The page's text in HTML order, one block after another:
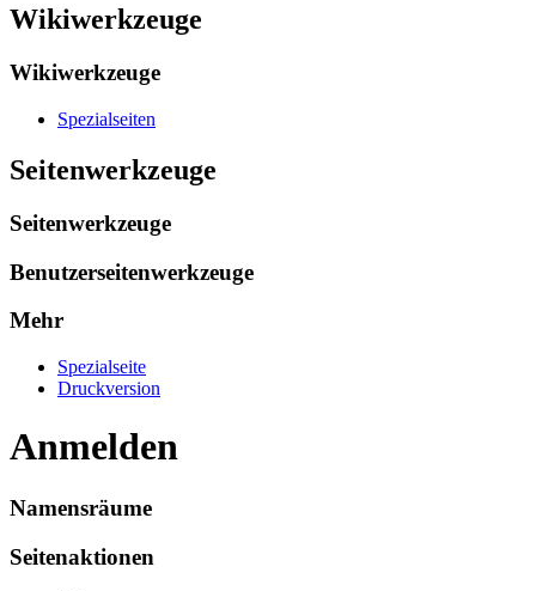
Wikiwerkzeuge
Wikiwerkzeuge
Spezialseiten
Seitenwerkzeuge
Seitenwerkzeuge
Benutzerseitenwerkzeuge
Mehr
Spezialseite
Druckversion
Anmelden
Namensräume
Seitenaktionen